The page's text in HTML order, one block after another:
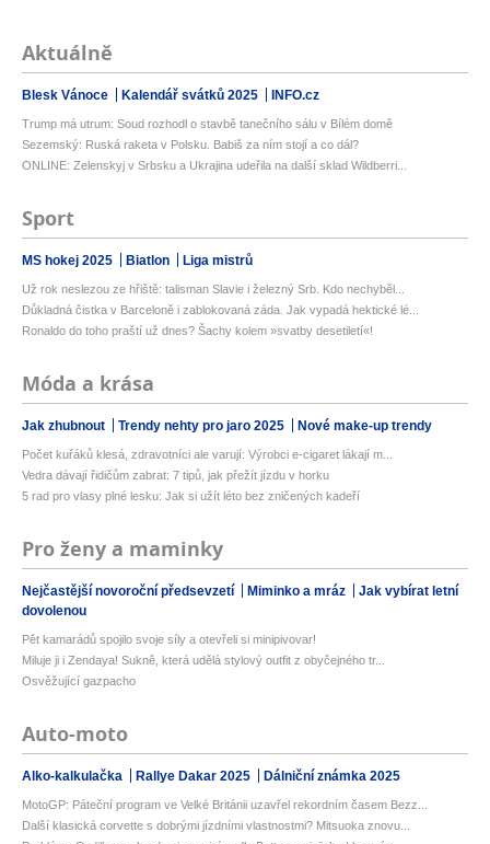
Aktuálně
Blesk Vánoce Kalendář svátků 2025 INFO.cz
Trump má utrum: Soud rozhodl o stavbě tanečního sálu v Bílém domě
Sezemský: Ruská raketa v Polsku. Babiš za ním stojí a co dál?
ONLINE: Zelenskyj v Srbsku a Ukrajina udeřila na další sklad Wildberri...
Sport
MS hokej 2025 Biatlon Liga mistrů
Už rok neslezou ze hřiště: talisman Slavie i železný Srb. Kdo nechyběl...
Důkladná čistka v Barceloně i zablokovaná záda. Jak vypadá hektické lé...
Ronaldo do toho praští už dnes? Šachy kolem »svatby desetiletí«!
Móda a krása
Jak zhubnout Trendy nehty pro jaro 2025 Nové make-up trendy
Počet kuřáků klesá, zdravotníci ale varují: Výrobci e-cigaret lákají m...
Vedra dávají řidičům zabrat: 7 tipů, jak přežít jízdu v horku
5 rad pro vlasy plné lesku: Jak si užít léto bez zničených kadeří
Pro ženy a maminky
Nejčastější novoroční předsevzetí Miminko a mráz
Jak vybírat letní
dovolenou
Pět kamarádů spojilo svoje síly a otevřeli si minipivovar!
Miluje ji i Zendaya! Sukně, která udělá stylový outfit z obyčejného tr...
Osvěžující gazpacho
Auto-moto
Alko-kalkulačka Rallye Dakar 2025 Dálniční známka 2025
MotoGP: Páteční program ve Velké Británii uzavřel rekordním časem Bezz...
Další klasická corvette s dobrými jízdními vlastnostmi? Mitsuoka znovu...